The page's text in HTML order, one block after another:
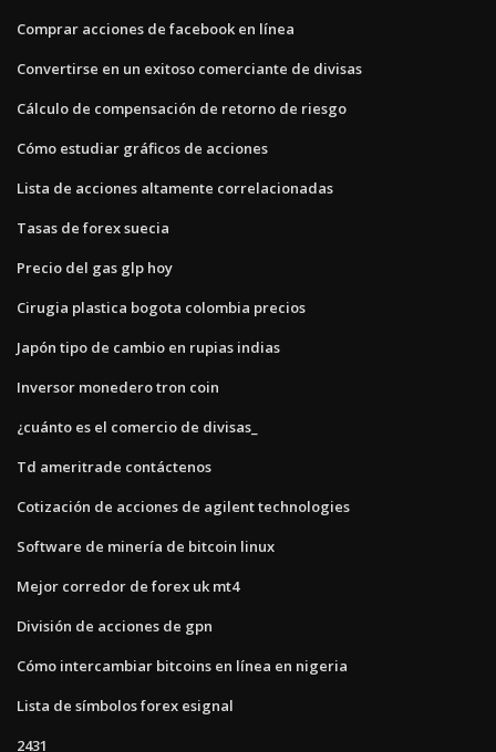
Comprar acciones de facebook en línea
Convertirse en un exitoso comerciante de divisas
Cálculo de compensación de retorno de riesgo
Cómo estudiar gráficos de acciones
Lista de acciones altamente correlacionadas
Tasas de forex suecia
Precio del gas glp hoy
Cirugia plastica bogota colombia precios
Japón tipo de cambio en rupias indias
Inversor monedero tron ​​coin
¿cuánto es el comercio de divisas_
Td ameritrade contáctenos
Cotización de acciones de agilent technologies
Software de minería de bitcoin linux
Mejor corredor de forex uk mt4
División de acciones de gpn
Cómo intercambiar bitcoins en línea en nigeria
Lista de símbolos forex esignal
2431